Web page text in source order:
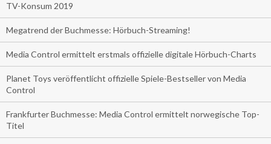
TV-Konsum 2019
Megatrend der Buchmesse: Hörbuch-Streaming!
Media Control ermittelt erstmals offizielle digitale Hörbuch-Charts
Planet Toys veröffentlicht offizielle Spiele-Bestseller von Media
Control
Frankfurter Buchmesse: Media Control ermittelt norwegische Top-
Titel